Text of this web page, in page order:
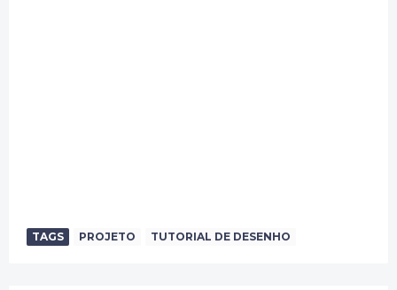
TAGS PROJETO TUTORIAL DE DESENHO